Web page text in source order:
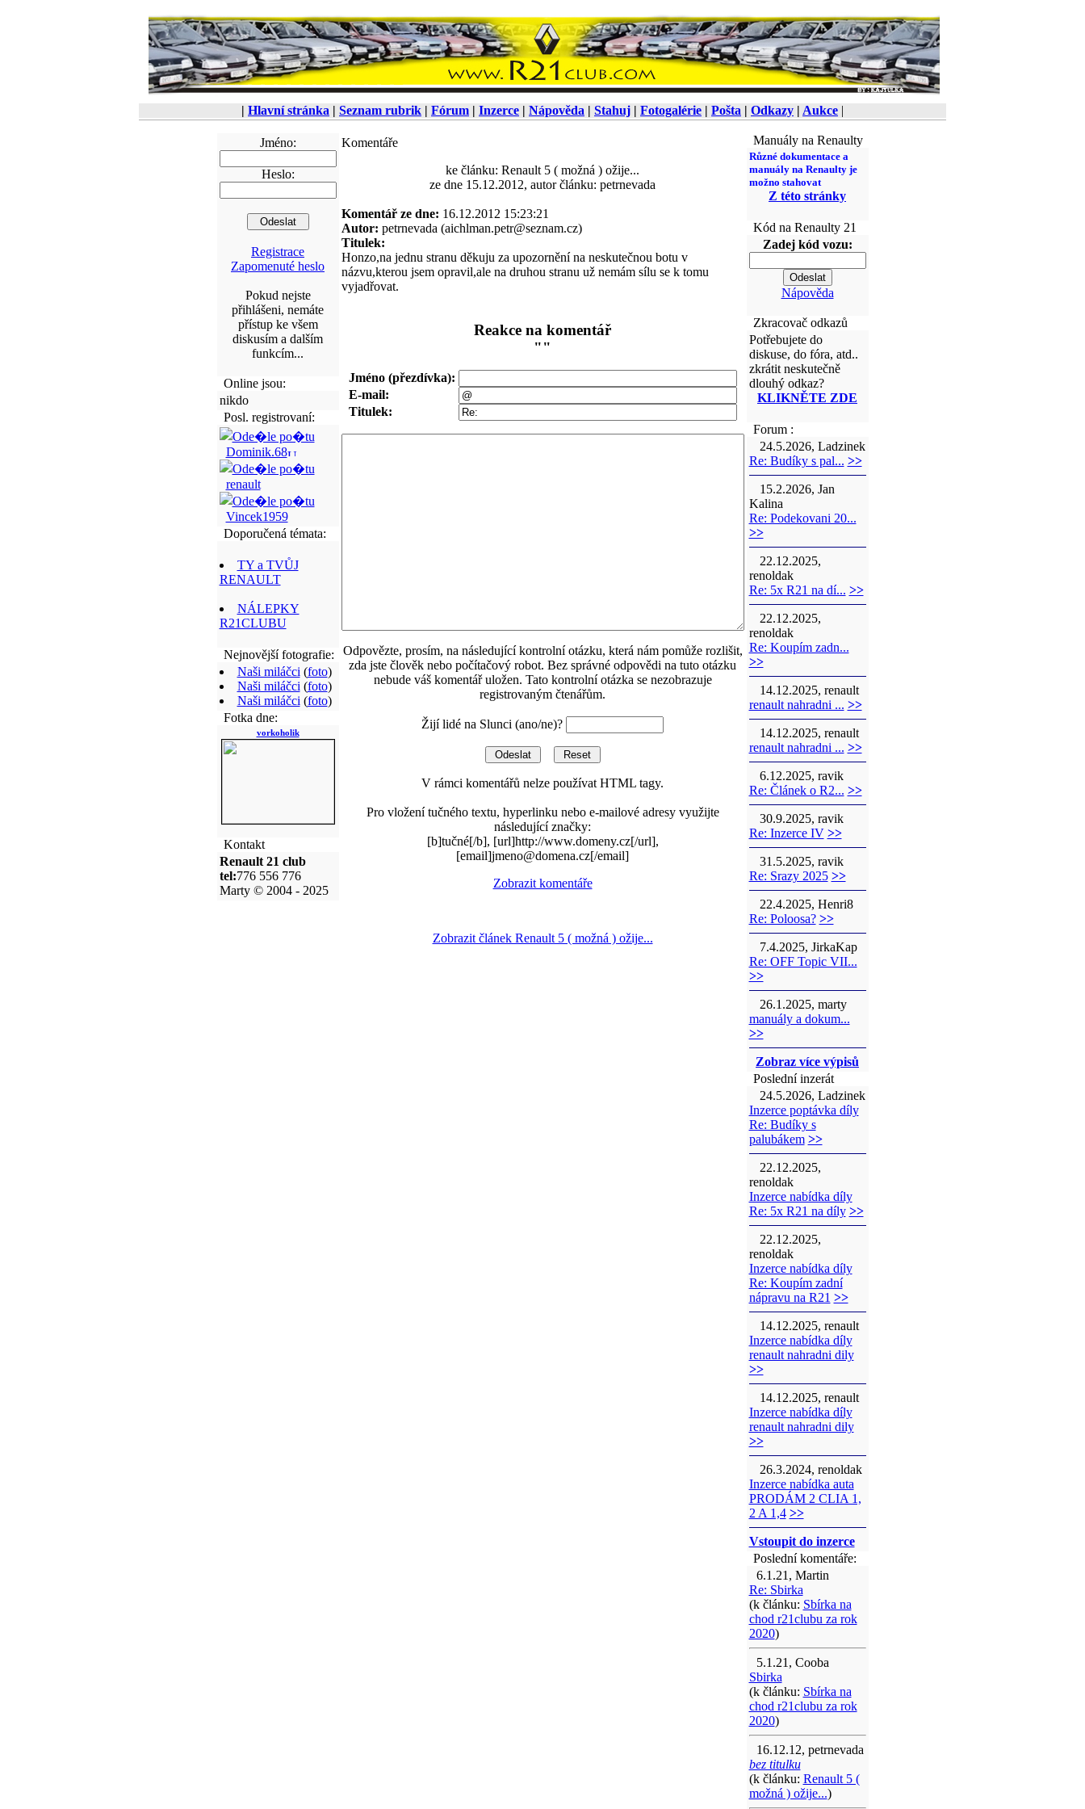
| Hlavní stránka | Seznam rubrik | Fórum | Inzerce | Nápověda | Stahuj | Fotogalérie | Pošta | Odkazy | Aukce |
Jméno:
Heslo:
Registrace
Zapomenuté heslo
Pokud nejste
přihlášeni, nemáte
přístup ke všem
diskusím a dalším
funkcím...
Online jsou:
nikdo
Posl. registrovaní:
Dominik.68
renault
Vincek1959
Doporučená témata:
TY a TVŮJ
RENAULT
NÁLEPKY
R21CLUBU
Nejnovější fotografie:
Naši miláčci (foto)
Naši miláčci (foto)
Naši miláčci (foto)
Fotka dne:
vorkoholik
Kontakt
Renault 21 club
tel:776 556 776
Marty © 2004 - 2025
Komentáře
ke článku: Renault 5 ( možná ) ožije...
ze dne 15.12.2012, autor článku: petrnevada
Komentář ze dne: 16.12.2012 15:23:21
Autor: petrnevada (aichlman.petr@seznam.cz)
Titulek:
Honzo,na jednu stranu děkuju za upozornění na neskutečnou botu v
názvu,kterou jsem opravil,ale na druhou stranu už nemám sílu se k tomu
vyjadřovat.
Reakce na komentář
""
Jméno (přezdívka):
E-mail:
Titulek:
Odpovězte, prosím, na následující kontrolní otázku, která nám pomůže rozlišit,
zda jste člověk nebo počítačový robot. Bez správné odpovědi na tuto otázku
nebude váš komentář uložen. Tato kontrolní otázka se nezobrazuje
registrovaným čtenářům.
Žijí lidé na Slunci (ano/ne)?
V rámci komentářů nelze používat HTML tagy.
Pro vložení tučného textu, hyperlinku nebo e-mailové adresy využijte
následující značky:
[b]tučné[/b], [url]http://www.domeny.cz[/url],
[email]jmeno@domena.cz[/email]
Zobrazit komentáře
Zobrazit článek Renault 5 ( možná ) ožije...
Manuály na Renaulty
Různé dokumentace a
manuály na Renaulty je
možno stahovat
Z této stránky
Kód na Renaulty 21
Zadej kód vozu:
Nápověda
Zkracovač odkazů
Potřebujete do
diskuse, do fóra, atd..
zkrátit neskutečně
dlouhý odkaz?
KLIKNĚTE ZDE
Forum :
24.5.2026, Ladzinek
Re: Budíky s pal... >>
15.2.2026, Jan
Kalina
Re: Podekovani 20...
>>
22.12.2025,
renoldak
Re: 5x R21 na dí... >>
22.12.2025,
renoldak
Re: Koupím zadn...
>>
14.12.2025, renault
renault nahradni ... >>
14.12.2025, renault
renault nahradni ... >>
6.12.2025, ravik
Re: Článek o R2... >>
30.9.2025, ravik
Re: Inzerce IV >>
31.5.2025, ravik
Re: Srazy 2025 >>
22.4.2025, Henri8
Re: Poloosa? >>
7.4.2025, JirkaKap
Re: OFF Topic VII...
>>
26.1.2025, marty
manuály a dokum...
>>
Zobraz více výpisů
Poslední inzerát
24.5.2026, Ladzinek
Inzerce poptávka díly
Re: Budíky s
palubákem >>
22.12.2025,
renoldak
Inzerce nabídka díly
Re: 5x R21 na díly >>
22.12.2025,
renoldak
Inzerce nabídka díly
Re: Koupím zadní
nápravu na R21 >>
14.12.2025, renault
Inzerce nabídka díly
renault nahradni dily
>>
14.12.2025, renault
Inzerce nabídka díly
renault nahradni dily
>>
26.3.2024, renoldak
Inzerce nabídka auta
PRODÁM 2 CLIA 1,
2 A 1,4 >>
Vstoupit do inzerce
Poslední komentáře:
6.1.21, Martin
Re: Sbirka
(k článku: Sbírka na
chod r21clubu za rok
2020)
5.1.21, Cooba
Sbirka
(k článku: Sbírka na
chod r21clubu za rok
2020)
16.12.12, petrnevada
bez titulku
(k článku: Renault 5 (
možná ) ožije...)